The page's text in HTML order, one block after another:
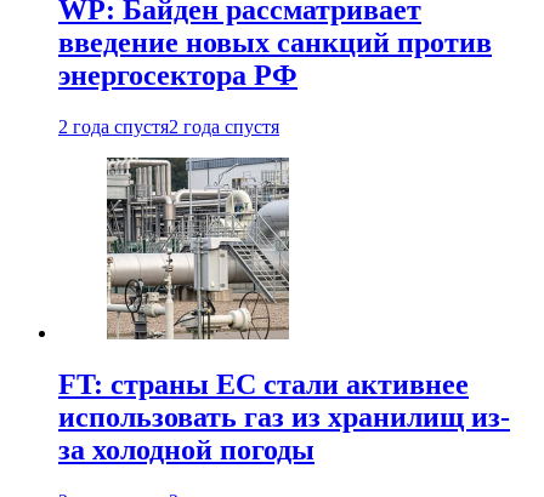
WP: Байден рассматривает
введение новых санкций против
энергосектора РФ
2 года спустя2 года спустя
FT: страны ЕС стали активнее
использовать газ из хранилищ из-
за холодной погоды